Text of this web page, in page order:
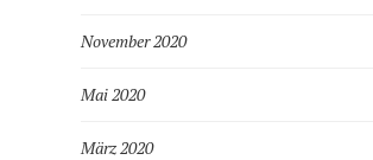
November 2020
Mai 2020
März 2020